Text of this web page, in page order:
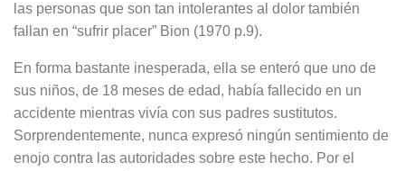
las personas que son tan intolerantes al dolor también
fallan en “sufrir placer” Bion (1970 p.9).
En forma bastante inesperada, ella se enteró que uno de
sus niños, de 18 meses de edad, había fallecido en un
accidente mientras vivía con sus padres sustitutos.
Sorprendentemente, nunca expresó ningún sentimiento de
enojo contra las autoridades sobre este hecho. Por el